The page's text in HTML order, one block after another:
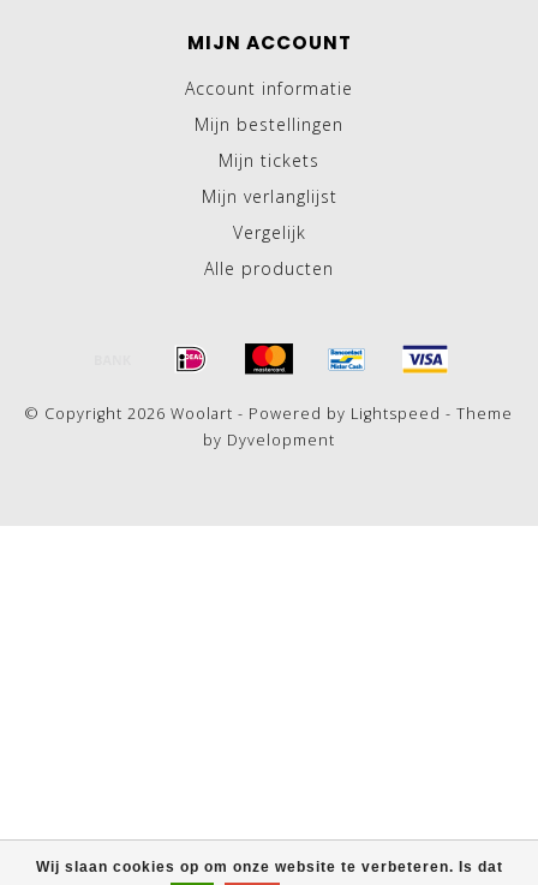
Wij slaan cookies op om onze website te verbeteren. Is dat
MIJN ACCOUNT
Account informatie
Mijn bestellingen
Mijn tickets
Mijn verlanglijst
Vergelijk
Alle producten
© Copyright 2026 Woolart - Powered by Lightspeed - Theme
by Dyvelopment